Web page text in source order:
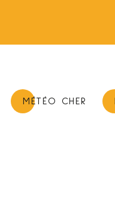
MÉTÉO CHER